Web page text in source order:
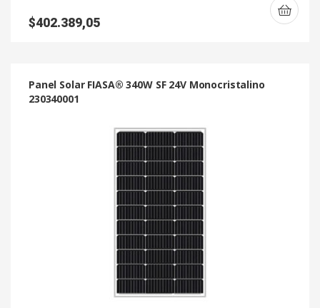
$402.389,05
Panel Solar FIASA® 340W SF 24V Monocristalino
230340001